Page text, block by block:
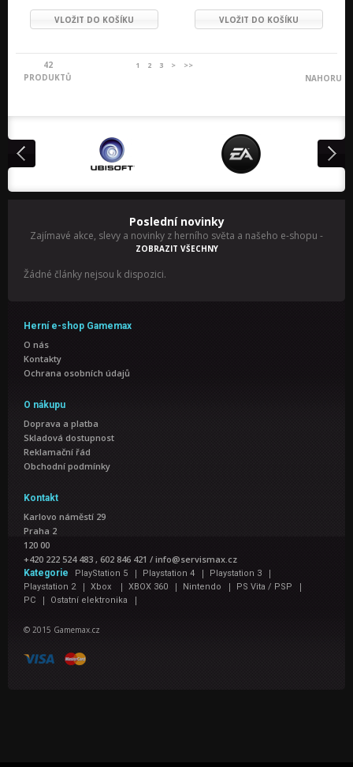
VLOŽIT DO KOŠÍKU VLOŽIT DO KOŠÍKU
42
PRODUKTŮ
1 2 3 > >>
NAHORU
Poslední novinky
Zajímavé akce, slevy a novinky z herního světa a našeho e-shopu -
ZOBRAZIT VŠECHNY
Žádné články nejsou k dispozici.
Herní e-shop Gamemax
O nás
Kontakty
Ochrana osobních údajů
O nákupu
Doprava a platba
Skladová dostupnost
Reklamační řád
Obchodní podmínky
Kontakt
Karlovo náměstí 29
Praha 2
120 00
+420 222 524 483 , 602 846 421 / info@servismax.cz
Kategorie PlayStation 5 | Playstation 4 | Playstation 3 |
Playstation 2 | Xbox | XBOX 360 | Nintendo | PS Vita / PSP |
PC | Ostatní elektronika |
© 2015 Gamemax.cz